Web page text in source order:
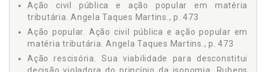
CAPÍTULO III - AÇÕES ORDINÁRIAS E AÇÕES COLETIVAS EM
MATÉRIA TRIBUTÁRIA, p. 385
A REPETIÇÃO DO INDÉBITO E A COMPENSAÇÃO
TRIBUTÁRIA - ADRIANA DE FRANÇA COSTA, p. 387
AÇÃO ANULATÓRIA DE DÉBITO FISCAL - OS PROBLEMAS DA
APLICAÇÃO DO DIREITO PROCESSUAL CIVIL - DÉBORA DE
Ação civil pública e ação popular em matéria
tributária. Angela Taques Martins., p. 473
Ação popular. Ação civil pública e ação popular em
matéria tributária. Angela Taques Martins., p. 473
Ação rescisória. Sua viabilidade para desconstitui